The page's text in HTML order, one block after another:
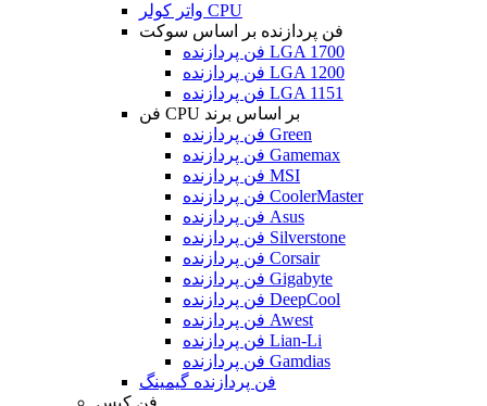
واتر کولر CPU
فن پردازنده بر اساس سوکت
فن پردازنده LGA 1700
فن پردازنده LGA 1200
فن پردازنده LGA 1151
فن CPU بر اساس برند
فن پردازنده Green
فن پردازنده Gamemax
فن پردازنده MSI
فن پردازنده CoolerMaster
فن پردازنده Asus
فن پردازنده Silverstone
فن پردازنده Corsair
فن پردازنده Gigabyte
فن پردازنده DeepCool
فن پردازنده Awest
فن پردازنده Lian-Li
فن پردازنده Gamdias
فن پردازنده گیمینگ
فن کیس